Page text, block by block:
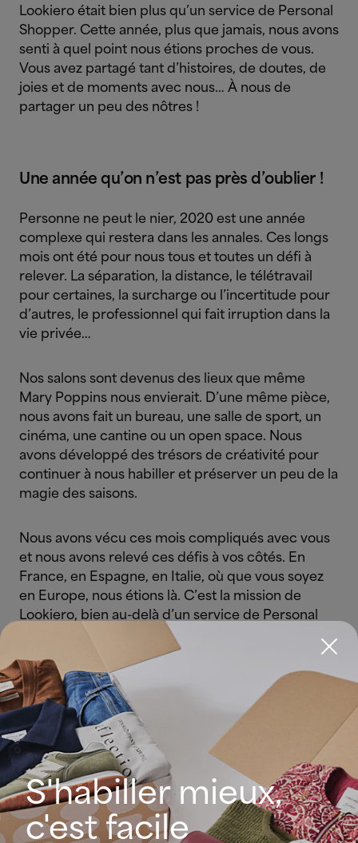
Lookiero était bien plus qu’un service de Personal
Shopper. Cette année, plus que jamais, nous avons
senti à quel point nous étions proches de vous.
Vous avez partagé tant d’histoires, de doutes, de
joies et de moments avec nous… À nous de
partager un peu des nôtres !
Une année qu’on n’est pas près d’oublier !
Personne ne peut le nier, 2020 est une année
complexe qui restera dans les annales. Ces longs
mois ont été pour nous tous et toutes un défi à
relever. La séparation, la distance, le télétravail
pour certaines, la surcharge ou l’incertitude pour
d’autres, le professionnel qui fait irruption dans la
vie privée…
Nos salons sont devenus des lieux que même
Mary Poppins nous envierait. D’une même pièce,
nous avons fait un bureau, une salle de sport, un
cinéma, une cantine ou un open space. Nous
avons développé des trésors de créativité pour
continuer à nous habiller et préserver un peu de la
magie des saisons.
Nous avons vécu ces mois compliqués avec vous
et nous avons relevé ces défis à vos côtés. En
France, en Espagne, en Italie, où que vous soyez
en Europe, nous étions là. C’est la mission de
Lookiero, bien au-delà d’un service de Personal
Shopper. Vous continuez à nous faire confiance et
à partager avec nous vos histoires de vies
personnelles…
À nous de le faire aujourd’hui. Voilà à quoi a
ressemblé l’année 2020 chez Lookiero.
Janvier, le mois des réponses
S'habiller mieux,
c'est facile